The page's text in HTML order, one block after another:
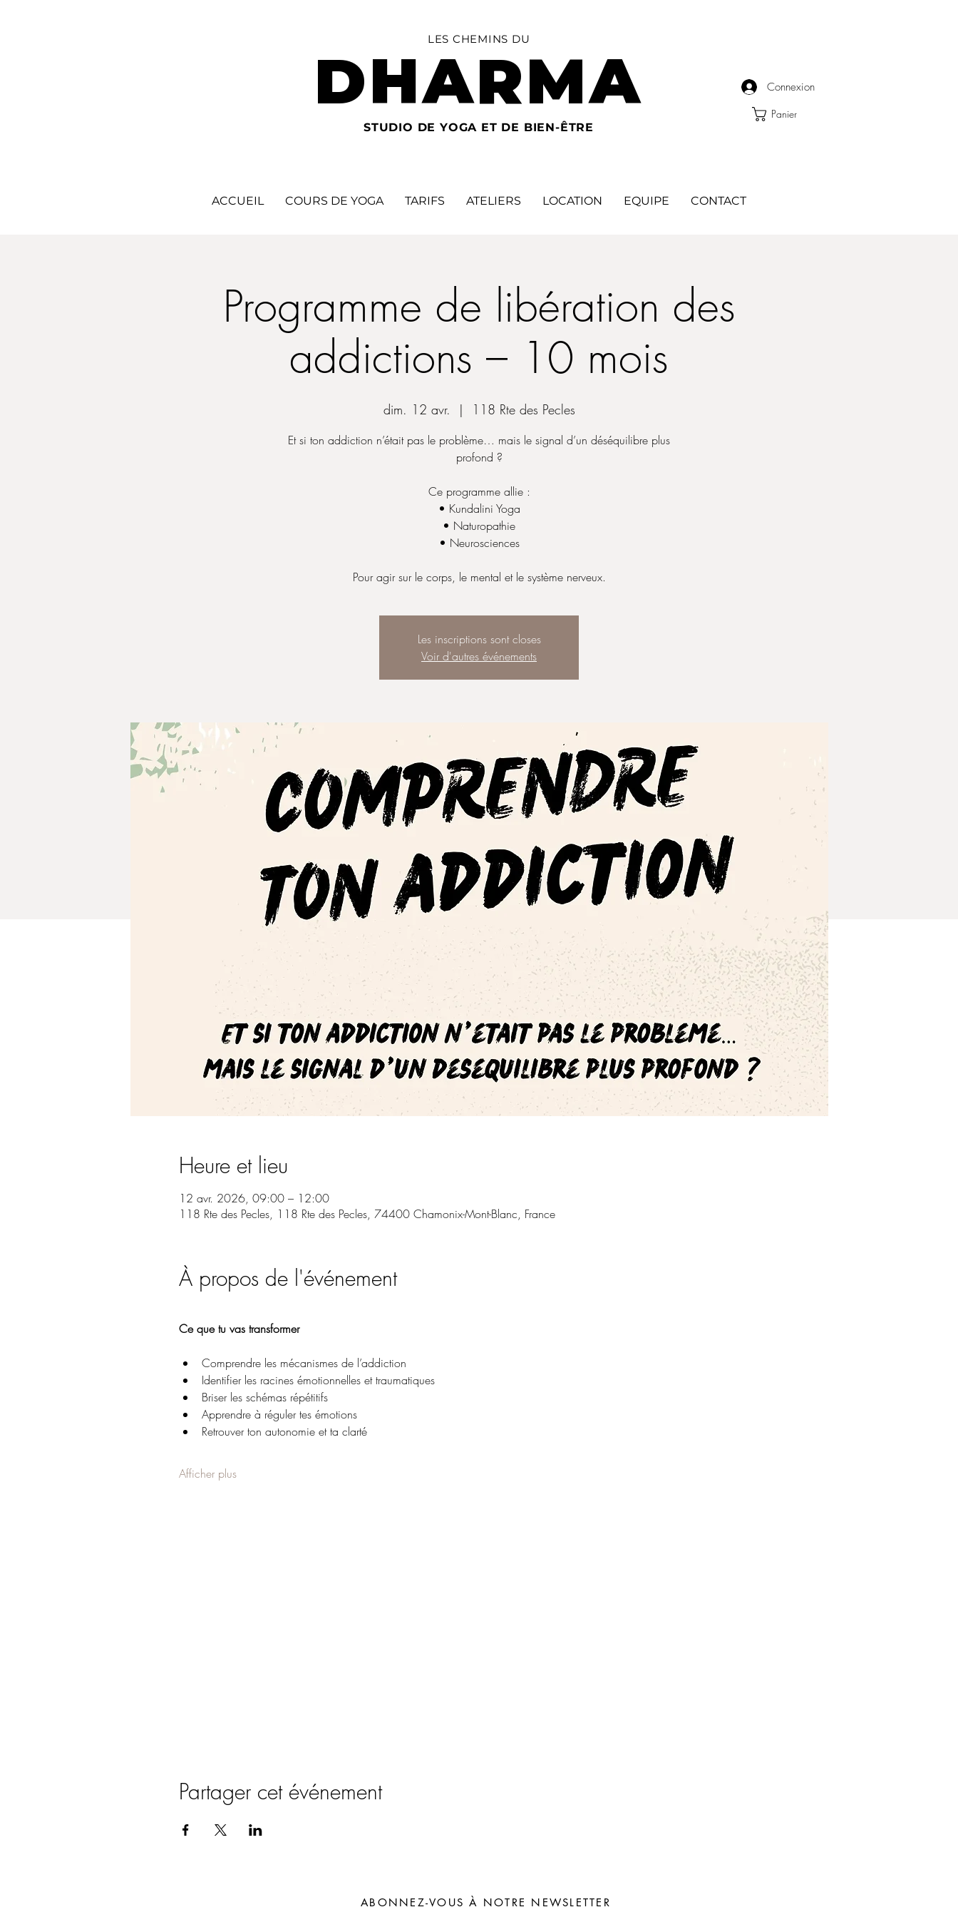
Panier
LES CHEMINS DU
DHARMA
STUDIO DE YOGA ET DE BIEN-ÊTRE
Connexion
ACCUEIL COURS DE YOGA TARIFS ATELIERS LOCATION EQUIPE CONTACT
Programme de libération des
addictions – 10 mois
dim. 12 avr.
  |
118 Rte des Pecles
Et si ton addiction n’était pas le problème… mais le signal d’un déséquilibre plus
profond ?
Ce programme allie :
• Kundalini Yoga
• Naturopathie
• Neurosciences
Pour agir sur le corps, le mental et le système nerveux.
Les inscriptions sont closes
Voir d'autres événements
Heure et lieu
12 avr. 2026, 09:00 – 12:00
118 Rte des Pecles, 118 Rte des Pecles, 74400 Chamonix-Mont-Blanc, France
À propos de l'événement
Ce que tu vas transformer
Comprendre les mécanismes de l’addiction
Identifier les racines émotionnelles et traumatiques
Briser les schémas répétitifs
Apprendre à réguler tes émotions
Retrouver ton autonomie et ta clarté
Afficher plus
Partager cet événement
ABONNEZ-VOUS À NOTRE NEWSLETTER